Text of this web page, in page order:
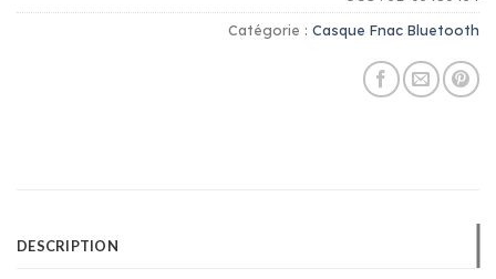
Catégorie : Casque Fnac Bluetooth
DESCRIPTION